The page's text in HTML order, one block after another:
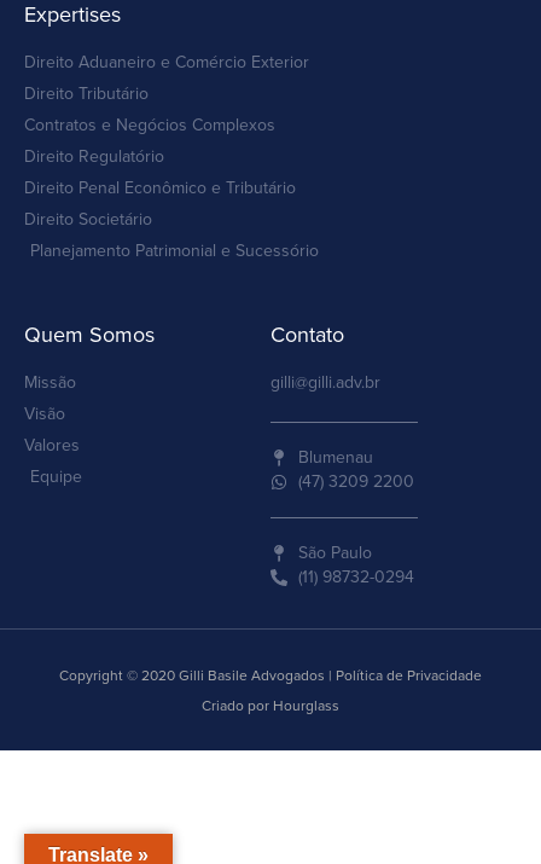
Expertises
Direito Aduaneiro e Comércio Exterior
Direito Tributário
Contratos e Negócios Complexos
Direito Regulatório
Direito Penal Econômico e Tributário
Direito Societário
Planejamento Patrimonial e Sucessório
Quem Somos
Missão
Visão
Valores
Equipe
Contato
gilli@gilli.adv.br
Blumenau
(47) 3209 2200
São Paulo
(11) 98732-0294
Copyright © 2020 Gilli Basile Advogados | Política de Privacidade
Criado por Hourglass
Translate »